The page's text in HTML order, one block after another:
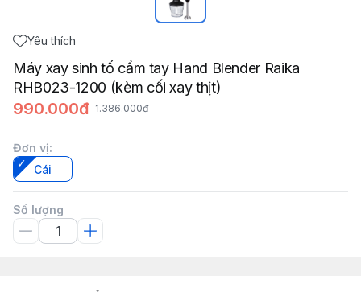
Yêu thích
Máy xay sinh tố cầm tay Hand Blender Raika
RHB023-1200 (kèm cối xay thịt)
990.000đ 1.386.000đ
Đơn vị:
Cái
Số lượng